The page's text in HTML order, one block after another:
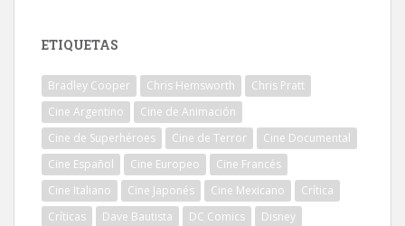
ETIQUETAS
Bradley Cooper Chris Hemsworth
Chris Pratt
Cine Argentino
Cine de Animación
Cine de Superhéroes
Cine de Terror
Cine Documental
Cine Español
Cine Europeo
Cine Francés
Cine Italiano
Cine Japonés Cine Mexicano
Crítica
Críticas
Dave Bautista DC Comics
Disney